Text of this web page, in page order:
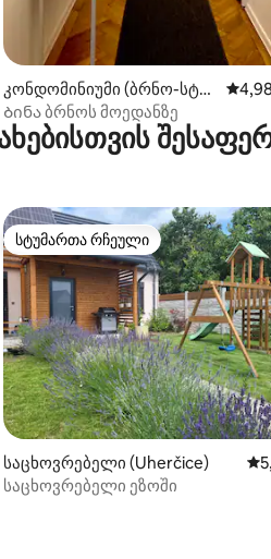
კონდომინიუმი (ბრნო-სტრ
ედ)
Ბინა ბრნოს მოედანზე
5‑დან 4,88, 217 მიმოხილვა
სტუმართა რჩეული
სტუმართა რჩეული
საცხოვრებელი (Uherčice)
საცხოვრებელი ეზოში